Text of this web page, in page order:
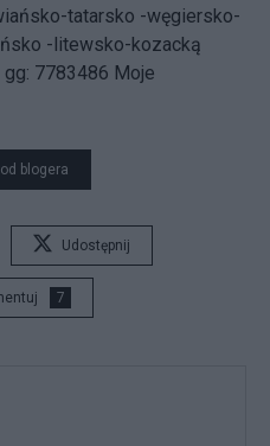
tatarsko -węgiersko-
-litewsko-kozacką
gg: 7783486 Moje
blogera
Udostępnij
7